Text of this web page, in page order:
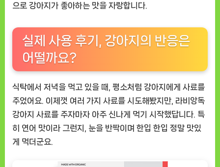
으로 강아지가 좋아하는 맛을 자랑합니다.
실제 사용 후기, 강아지의 반응은
어떨까요?
식탁에서 저녁을 먹고 있을 때, 평소처럼 강아지에게 사료를
주었어요. 이제껏 여러 가지 사료를 시도해봤지만, 라비앙독
강아지 사료를 주자마자 아주 신나게 먹기 시작했답니다. 특
히 연어 맛이라 그런지, 눈을 반짝이며 한입 한입 정말 맛있
게 먹더군요.